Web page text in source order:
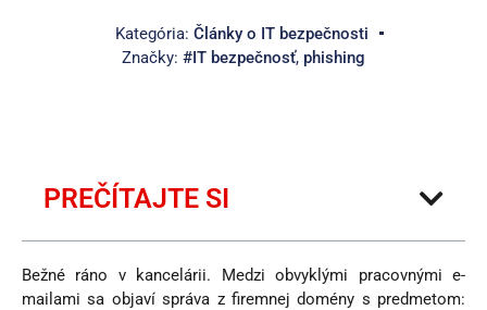
Kategória: Články o IT bezpečnosti
Značky: #IT bezpečnosť, phishing
PREČÍTAJTE SI
Bežné ráno v kancelárii. Medzi obvyklými pracovnými e-
mailami sa objaví správa z firemnej domény s predmetom: